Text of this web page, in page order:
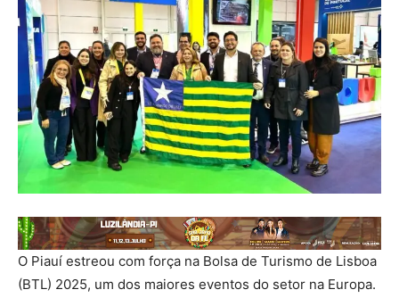
O Piauí estreou com força na Bolsa de Turismo de Lisboa
(BTL) 2025, um dos maiores eventos do setor na Europa.